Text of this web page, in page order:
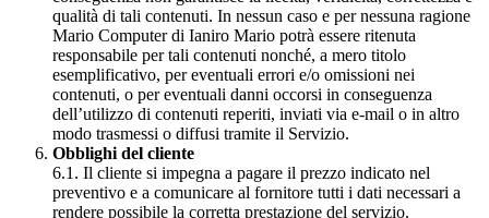
qualità di tali contenuti. In nessun caso e per nessuna ragione
Mario Computer di Ianiro Mario potrà essere ritenuta
responsabile per tali contenuti nonché, a mero titolo
esemplificativo, per eventuali errori e/o omissioni nei
contenuti, o per eventuali danni occorsi in conseguenza
dell’utilizzo di contenuti reperiti, inviati via e-mail o in altro
modo trasmessi o diffusi tramite il Servizio.
Obblighi del cliente
6.1. Il cliente si impegna a pagare il prezzo indicato nel
preventivo e a comunicare al fornitore tutti i dati necessari a
rendere possibile la corretta prestazione del servizio.